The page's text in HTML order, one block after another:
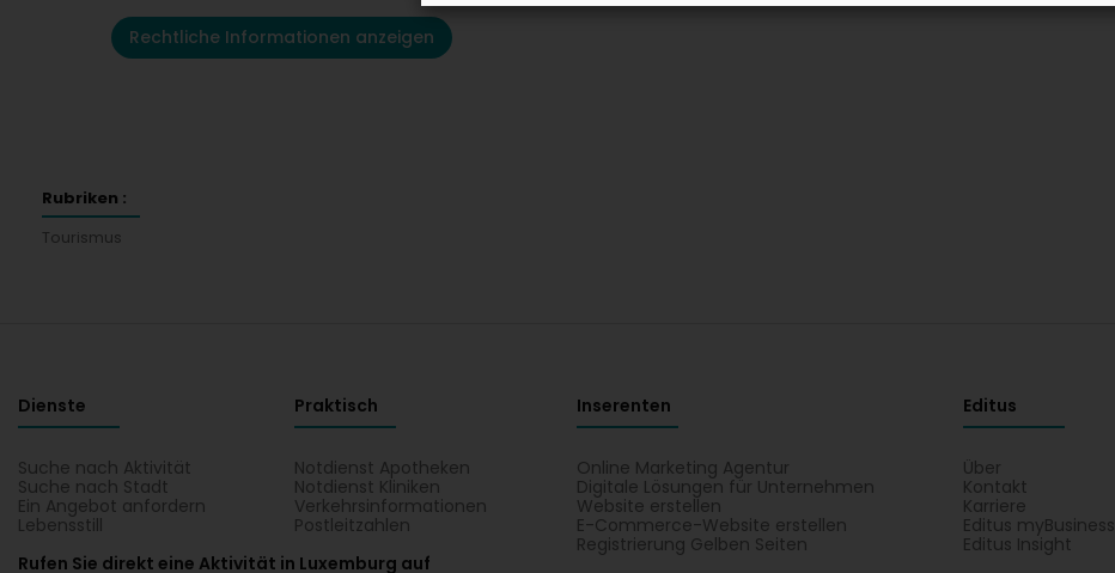
Rechtliche Informationen anzeigen
Rubriken :
Tourismus
Dienste
Suche nach Aktivität
Suche nach Stadt
Ein Angebot anfordern
Lebensstill
Praktisch
Notdienst Apotheken
Notdienst Kliniken
Verkehrsinformationen
Postleitzahlen
Inserenten
Online Marketing Agentur
Digitale Lösungen für Unternehmen
Website erstellen
E-Commerce-Website erstellen
Registrierung Gelben Seiten
Editus
Über
Kontakt
Karriere
Editus myBusiness
Editus Insight
Rufen Sie direkt eine Aktivität in Luxemburg auf